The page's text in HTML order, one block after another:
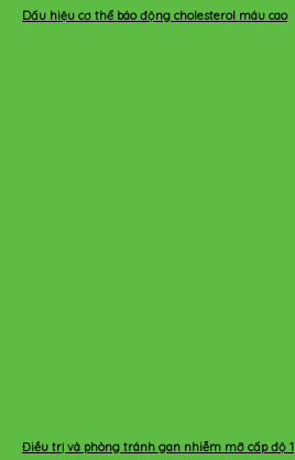
Dấu hiệu cơ thể báo động cholesterol máu cao
Điều trị và phòng tránh gan nhiễm mỡ cấp độ 1